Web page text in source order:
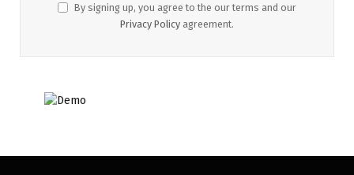
By signing up, you agree to the our terms and our
Privacy Policy agreement.